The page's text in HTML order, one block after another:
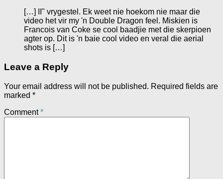
[…] II" vrygestel. Ek weet nie hoekom nie maar die
video het vir my 'n Double Dragon feel. Miskien is
Francois van Coke se cool baadjie met die skerpioen
agter op. Dit is 'n baie cool video en veral die aerial
shots is […]
Leave a Reply
Your email address will not be published. Required fields are
marked *
Comment*